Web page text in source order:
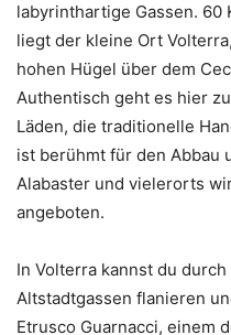
labyrinthartige Gassen.
liegt der kleine Ort
hohen Hügel über dem
Authentisch geht es hier
Läden, die traditionelle
ist berühmt für den Abbau
Alabaster und vielerorts
angeboten.
In Volterra kannst du
Altstadtgassen flanieren
Etrusco Guarnacci, einem